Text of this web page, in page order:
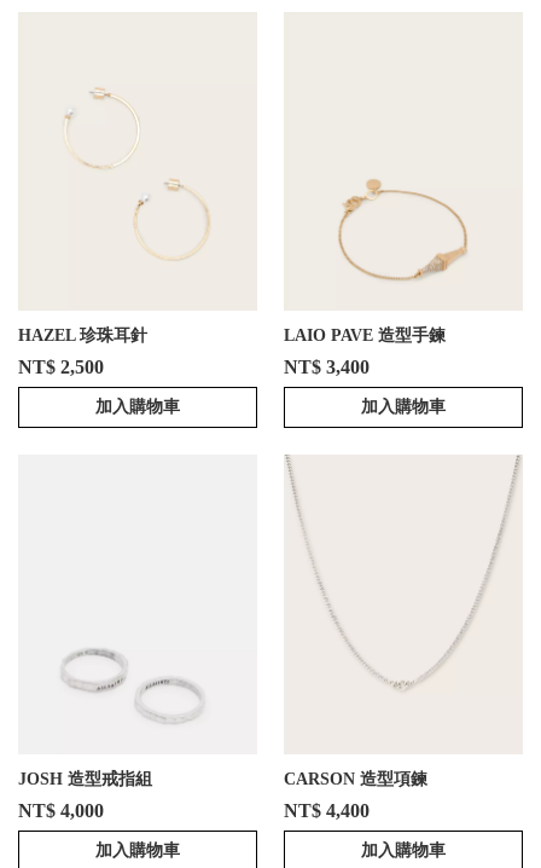
HAZEL 珍珠耳針
NT$ 2,500
加入購物車
LAIO PAVE 造型手鍊
NT$ 3,400
加入購物車
JOSH 造型戒指組
NT$ 4,000
加入購物車
CARSON 造型項鍊
NT$ 4,400
加入購物車